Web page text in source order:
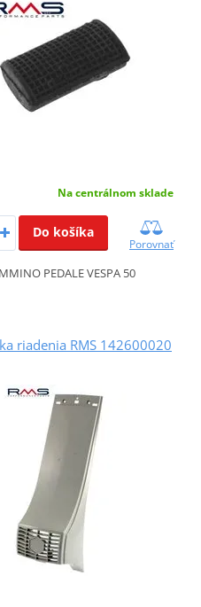
Na centrálnom sklade
Do košíka
Porovnať
PEDALE VESPA 50
riadenia RMS 142600020